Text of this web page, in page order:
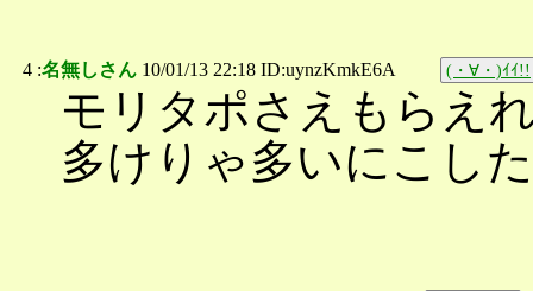
4 :名無しさん 10/01/13 22:18 ID:uynzKmkE6A (・∀・)ｲｲ!!
モリタポさえもらえ
多けりゃ多いにこし